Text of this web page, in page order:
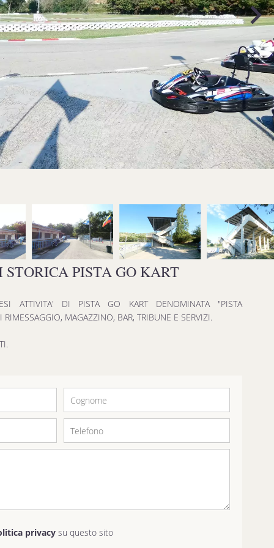
STORICA PISTA GO KART
ATTIVITA' DI PISTA GO KART DENOMINATA "PISTA
MAGAZZINO, BAR, TRIBUNE E SERVIZI.
privacysu questo sito